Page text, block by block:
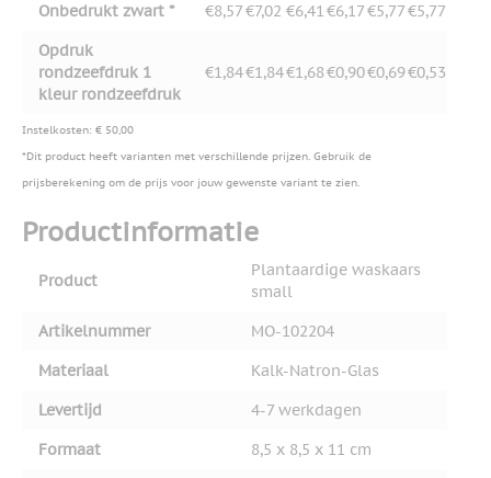
Onbedrukt zwart * €8,57€7,02 €6,41€6,17€5,77€5,77
Opdruk
rondzeefdruk 1
kleur rondzeefdruk
€1,84€1,84€1,68€0,90€0,69€0,53
Instelkosten: € 50,00
*Dit product heeft varianten met verschillende prijzen. Gebruik de
prijsberekening om de prijs voor jouw gewenste variant te zien.
Productinformatie
Product
Plantaardige waskaars
small
Artikelnummer
MO-102204
Materiaal
Kalk-Natron-Glas
Levertijd
4-7 werkdagen
Formaat
8,5 x 8,5 x 11 cm